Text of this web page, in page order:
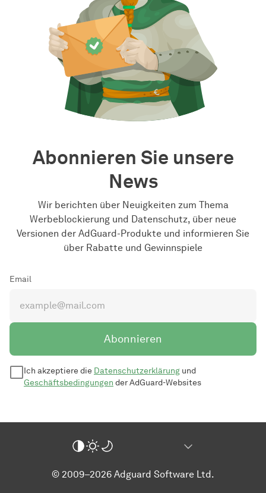
Abonnieren Sie unsere
News
Wir berichten über Neuigkeiten zum Thema
Werbeblockierung und Datenschutz, über neue
Versionen der AdGuard-Produkte und informieren Sie
über Rabatte und Gewinnspiele
Email
Abonnieren
Ich akzeptiere die Datenschutzerklärung und
Geschäftsbedingungen der AdGuard-Websites
© 2009–2026 Adguard Software Ltd.